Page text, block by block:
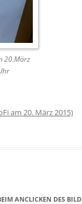
20.März
am 20. März 2015)
ANCLICKEN DES